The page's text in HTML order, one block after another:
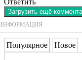
Загрузить ещё
Популярное Новое